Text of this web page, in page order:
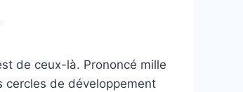
de ceux-là. Prononcé mille
cercles de développement